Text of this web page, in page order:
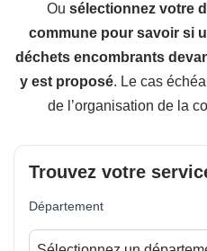
Ou sélectionnez votre
commune pour savoir si
déchets encombrants
y est proposé. Le cas
de l’organisation de la
Trouvez votre
Département